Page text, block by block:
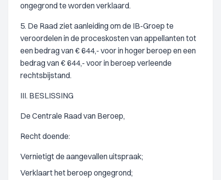
ongegrond te worden verklaard.
5. De Raad ziet aanleiding om de IB-Groep te
veroordelen in de proceskosten van appellanten tot
een bedrag van € 644,- voor in hoger beroep en een
bedrag van € 644,- voor in beroep verleende
rechtsbijstand.
III. BESLISSING
De Centrale Raad van Beroep,
Recht doende:
Vernietigt de aangevallen uitspraak;
Verklaart het beroep ongegrond;